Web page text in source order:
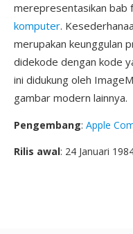
merepresentasikan bab
komputer.
merupakan keunggulan
didekode dengan kode
ini didukung oleh
gambar modern lainnya.
Pengembang: Apple
Rilis awal: 24 Januari